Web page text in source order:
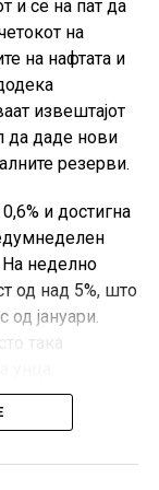
и се на пат да
на
на нафтата и
извештајот
да даде нови
резерви.
и достигна
неделно
од над 5%, што
јануари.
така
е поддржано и
Доналд